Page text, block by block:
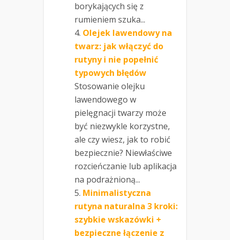
borykających się z
rumieniem szuka...
Olejek lawendowy na
twarz: jak włączyć do
rutyny i nie popełnić
typowych błędów
Stosowanie olejku
lawendowego w
pielęgnacji twarzy może
być niezwykle korzystne,
ale czy wiesz, jak to robić
bezpiecznie? Niewłaściwe
rozcieńczanie lub aplikacja
na podrażnioną...
Minimalistyczna
rutyna naturalna 3 kroki:
szybkie wskazówki +
bezpieczne łączenie z